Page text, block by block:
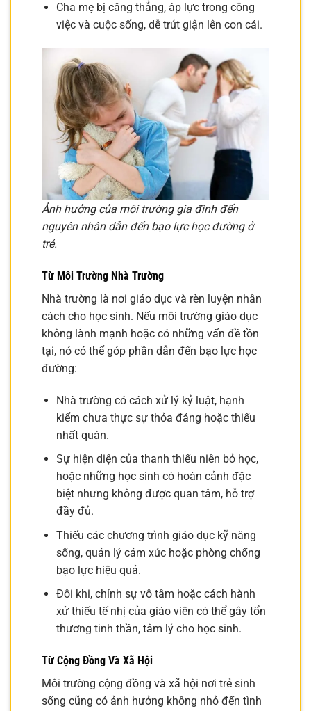
Cha mẹ bị căng thẳng, áp lực trong công
việc và cuộc sống, dễ trút giận lên con cái.
Ảnh hưởng của môi trường gia đình đến
nguyên nhân dẫn đến bạo lực học đường ở
trẻ.
Từ Môi Trường Nhà Trường
Nhà trường là nơi giáo dục và rèn luyện nhân
cách cho học sinh. Nếu môi trường giáo dục
không lành mạnh hoặc có những vấn đề tồn
tại, nó có thể góp phần dẫn đến bạo lực học
đường:
Nhà trường có cách xử lý kỷ luật, hạnh
kiểm chưa thực sự thỏa đáng hoặc thiếu
nhất quán.
Sự hiện diện của thanh thiếu niên bỏ học,
hoặc những học sinh có hoàn cảnh đặc
biệt nhưng không được quan tâm, hỗ trợ
đầy đủ.
Thiếu các chương trình giáo dục kỹ năng
sống, quản lý cảm xúc hoặc phòng chống
bạo lực hiệu quả.
Đôi khi, chính sự vô tâm hoặc cách hành
xử thiếu tế nhị của giáo viên có thể gây tổn
thương tinh thần, tâm lý cho học sinh.
Từ Cộng Đồng Và Xã Hội
Môi trường cộng đồng và xã hội nơi trẻ sinh
sống cũng có ảnh hưởng không nhỏ đến tình